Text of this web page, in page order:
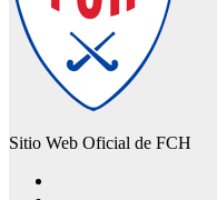
Sitio Web Oficial de FCH